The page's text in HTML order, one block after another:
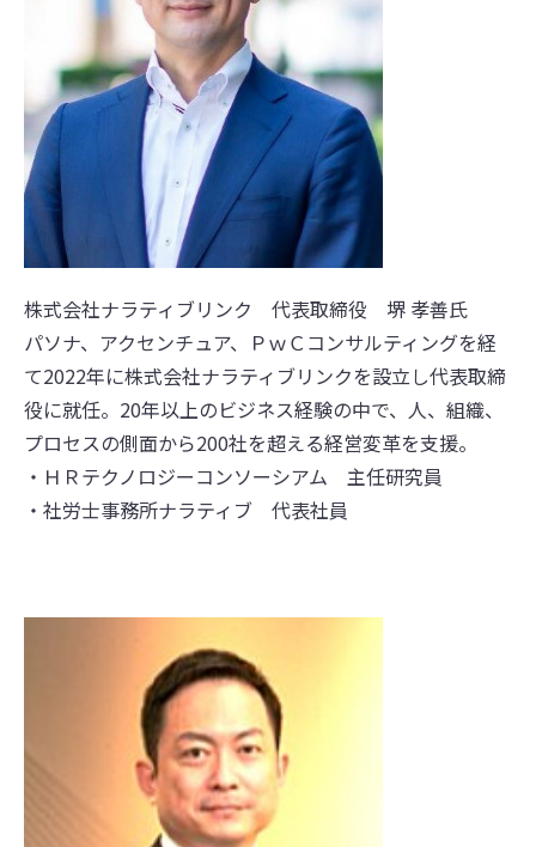
株式会社ナラティブリンク 代表取締役 堺 孝善氏
パソナ、アクセンチュア、ＰｗＣコンサルティングを経
て2022年に株式会社ナラティブリンクを設立し代表取締
役に就任。20年以上のビジネス経験の中で、人、組織、
プロセスの側面から200社を超える経営変革を支援。
・ＨＲテクノロジーコンソーシアム 主任研究員
・社労士事務所ナラティブ 代表社員